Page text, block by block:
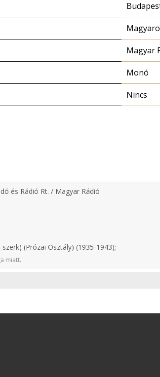
Magyar
Monó
Nincs
és Rádió Rt. / Magyar Rádió
(Prózai Osztály) (1935-1943);
miatt.